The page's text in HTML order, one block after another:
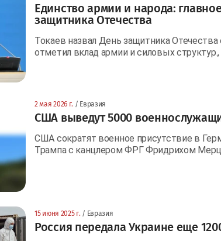
Единство армии и народа:
защитника Отечества
Токаев назвал День защитника
отметил вклад армии и силовых
2 мая 2026 г. / Евразия
США выведут 5000
США сократят военное присутствие в
Трампа с канцлером ФРГ Фридрихом
15 июня 2025 г. / Евразия
Россия передала Украине еще